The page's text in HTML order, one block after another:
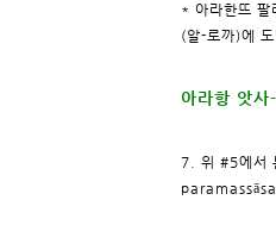
* 아라한뜨 팔
(알-로까)에
아라항 앗
7. 위 #5에서